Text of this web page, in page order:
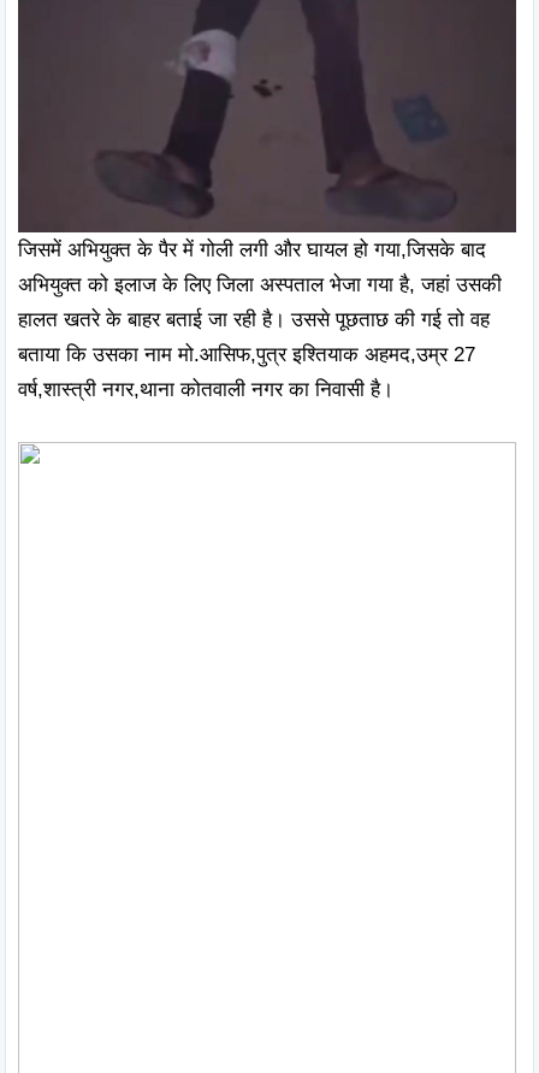
जिसमें अभियुक्त के पैर में गोली लगी और घायल हो गया,जिसके बाद
अभियुक्त को इलाज के लिए जिला अस्पताल भेजा गया है, जहां उसकी
हालत खतरे के बाहर बताई जा रही है। उससे पूछताछ की गई तो वह
बताया कि उसका नाम मो.आसिफ,पुत्र इश्तियाक अहमद,उम्र 27
वर्ष,शास्त्री नगर,थाना कोतवाली नगर का निवासी है।